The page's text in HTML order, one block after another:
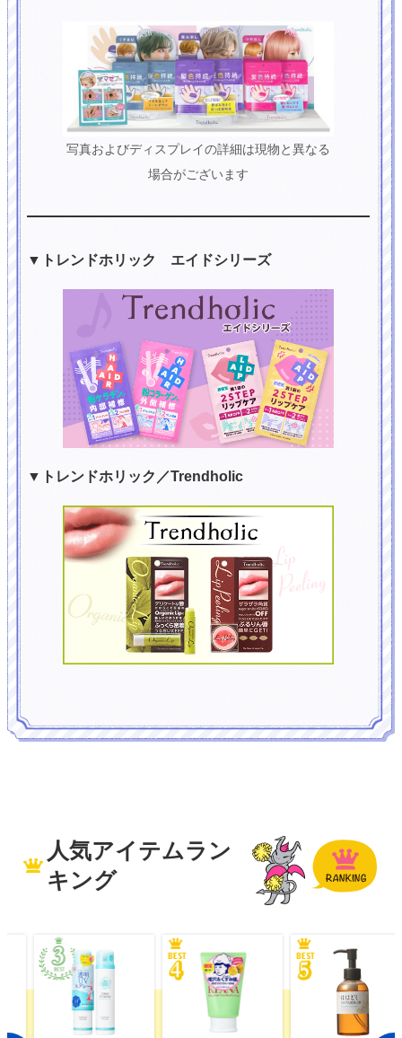
写真およびディスプレイの詳細は現物と異なる
場合がございます
▼トレンドホリック エイドシリーズ
▼トレンドホリック／Trendholic
人気アイテムラン
キング